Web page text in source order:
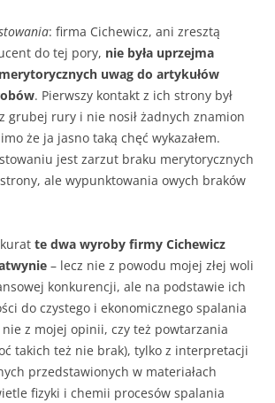
: firma Cichewicz, ani zresztą
do tej pory, nie była uprzejma
uwag do artykułów
. Pierwszy kontakt z ich strony był
grubej rury i nie nosił żadnych znamion
że ja jasno taką chęć wykazałem.
jest zarzut braku merytorycznych
ale wypunktowania owych braków
te dwa wyroby firmy Cichewicz
– lecz nie z powodu mojej złej woli
konkurencji, ale na podstawie ich
do czystego i ekonomicznego spalania
z mojej opinii, czy też powtarzania
takich też nie brak), tylko z interpretacji
przedstawionych w materiałach
fizyki i chemii procesów spalania